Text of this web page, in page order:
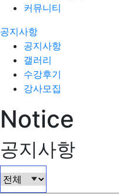
커뮤니티
공지사항
공지사항
갤러리
수강후기
강사모집
Notice
공지사항